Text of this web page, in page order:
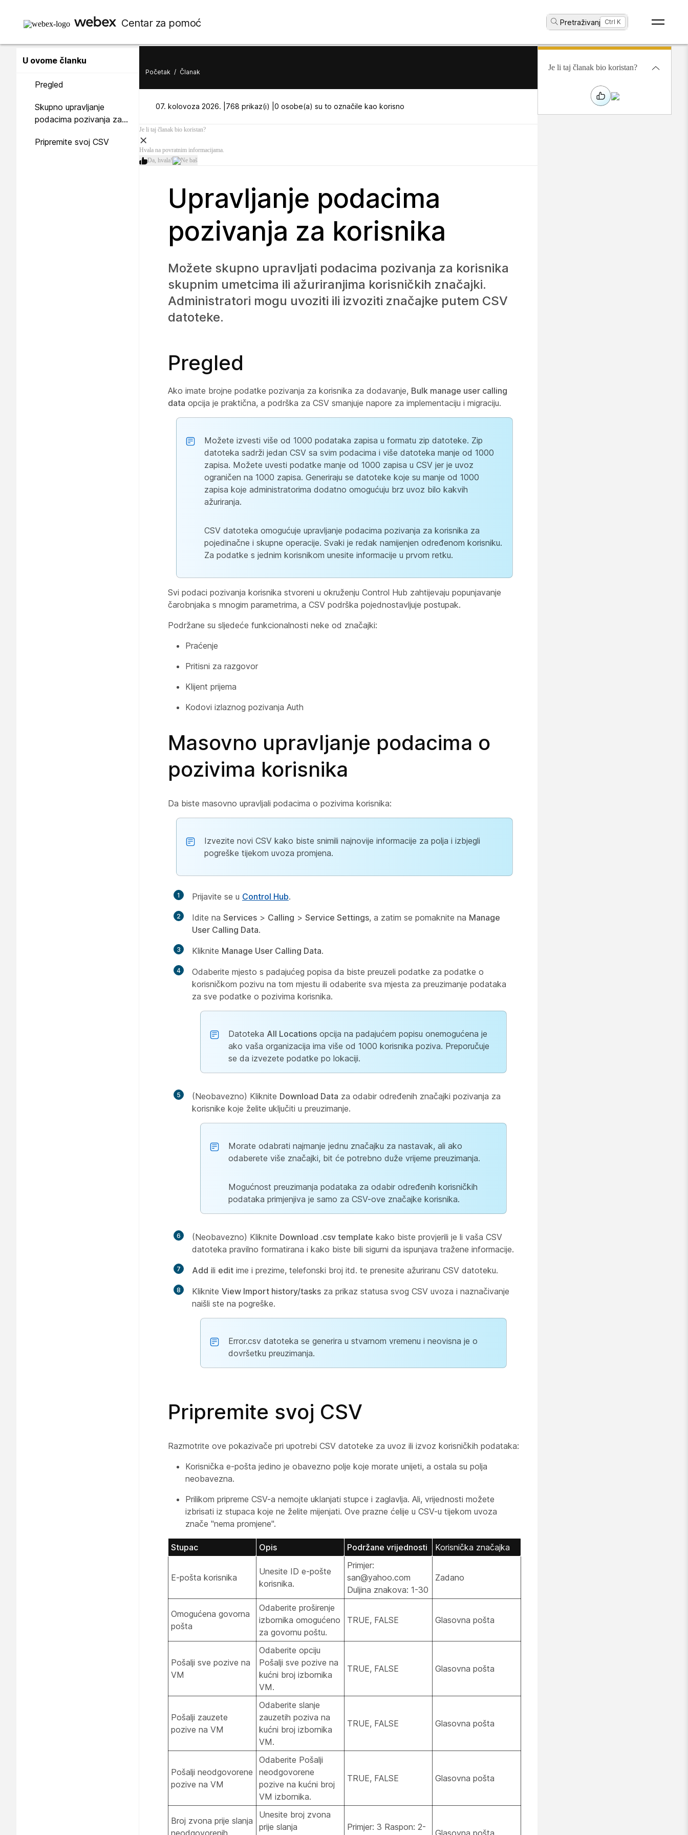
Centar za pomoć Pretraživanje ...
Ctrl K
U ovome članku
Pregled
Skupno upravljanje
podacima pozivanja za
Pripremite svoj CSV
Početak / Članak
07. kolovoza 2026. | 768 prikaz(i) | 0 osobe(a) su to označile kao korisno
Je li taj članak bio koristan?
Hvala na povratnim informacijama.
Da, hvala!
Ne baš
Upravljanje podacima
pozivanja za korisnika
Možete skupno upravljati podacima pozivanja za korisnika
skupnim umetcima ili ažuriranjima korisničkih značajki.
Administratori mogu uvoziti ili izvoziti značajke putem CSV
datoteke.
Pregled
Ako imate brojne podatke pozivanja za korisnika za dodavanje, Bulk manage user calling
data opcija je praktična, a podrška za CSV smanjuje napore za implementaciju i migraciju.
Možete izvesti više od 1000 podataka zapisa u formatu zip datoteke. Zip
datoteka sadrži jedan CSV sa svim podacima i više datoteka manje od 1000
zapisa. Možete uvesti podatke manje od 1000 zapisa u CSV jer je uvoz
ograničen na 1000 zapisa. Generiraju se datoteke koje su manje od 1000
zapisa koje administratorima dodatno omogućuju brz uvoz bilo kakvih
ažuriranja.
CSV datoteka omogućuje upravljanje podacima pozivanja za korisnika za
pojedinačne i skupne operacije. Svaki je redak namijenjen određenom korisniku.
Za podatke s jednim korisnikom unesite informacije u prvom retku.
Svi podaci pozivanja korisnika stvoreni u okruženju Control Hub zahtijevaju popunjavanje
čarobnjaka s mnogim parametrima, a CSV podrška pojednostavljuje postupak.
Podržane su sljedeće funkcionalnosti neke od značajki:
Praćenje
Pritisni za razgovor
Klijent prijema
Kodovi izlaznog pozivanja Auth
Masovno upravljanje podacima o
pozivima korisnika
Da biste masovno upravljali podacima o pozivima korisnika:
Izvezite novi CSV kako biste snimili najnovije informacije za polja i izbjegli
pogreške tijekom uvoza promjena.
1 Prijavite se u Control Hub.
2 Idite na Services > Calling > Service Settings, a zatim se pomaknite na Manage
User Calling Data.
3 Kliknite Manage User Calling Data.
4
Odaberite mjesto s padajućeg popisa da biste preuzeli podatke za podatke o
korisničkom pozivu na tom mjestu ili odaberite sva mjesta za preuzimanje podataka
za sve podatke o pozivima korisnika.
Datoteka All Locations opcija na padajućem popisu onemogućena je
ako vaša organizacija ima više od 1000 korisnika poziva. Preporučuje
se da izvezete podatke po lokaciji.
5 (Neobavezno) Kliknite Download Data za odabir određenih značajki pozivanja za
korisnike koje želite uključiti u preuzimanje.
Morate odabrati najmanje jednu značajku za nastavak, ali ako
odaberete više značajki, bit će potrebno duže vrijeme preuzimanja.
Mogućnost preuzimanja podataka za odabir određenih korisničkih
podataka primjenjiva je samo za CSV-ove značajke korisnika.
6 (Neobavezno) Kliknite Download .csv template kako biste provjerili je li vaša CSV
datoteka pravilno formatirana i kako biste bili sigurni da ispunjava tražene informacije.
7 Add ili edit ime i prezime, telefonski broj itd. te prenesite ažuriranu CSV datoteku.
8 Kliknite View Import history/tasks za prikaz statusa svog CSV uvoza i naznačivanje
naišli ste na pogreške.
Error.csv datoteka se generira u stvarnom vremenu i neovisna je o
dovršetku preuzimanja.
Pripremite svoj CSV
Razmotrite ove pokazivače pri upotrebi CSV datoteke za uvoz ili izvoz korisničkih podataka:
Korisnička e-pošta jedino je obavezno polje koje morate unijeti, a ostala su polja
neobavezna.
Prilikom pripreme CSV-a nemojte uklanjati stupce i zaglavlja. Ali, vrijednosti možete
izbrisati iz stupaca koje ne želite mijenjati. Ove prazne ćelije u CSV-u tijekom uvoza
znače "nema promjene".
Stupac Opis Podržane vrijednosti Korisnička značajka
E-pošta korisnika
Unesite ID e-pošte
korisnika.
Primjer:
san@yahoo.com
Duljina znakova: 1-30
Zadano
Omogućena govorna
pošta
Odaberite proširenje
izbornika omogućeno
za govornu poštu.
TRUE, FALSE Glasovna pošta
Pošalji sve pozive na
VM
Odaberite opciju
Pošalji sve pozive na
kućni broj izbornika
VM.
TRUE, FALSE Glasovna pošta
Pošalji zauzete
pozive na VM
Odaberite slanje
zauzetih poziva na
kućni broj izbornika
VM.
TRUE, FALSE Glasovna pošta
Pošalji neodgovorene
pozive na VM
Odaberite Pošalji
neodgovorene
pozive na kućni broj
VM izbornika.
TRUE, FALSE Glasovna pošta
Broj zvona prije slanja
neodgovorenih
Unesite broj zvona
prije slanja
Primjer: 3 Raspon: 2-
Glasovna pošta
Je li taj članak bio koristan?